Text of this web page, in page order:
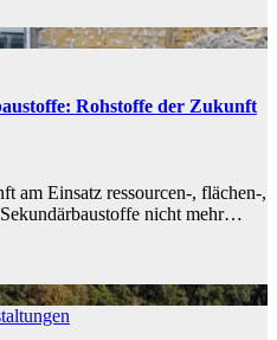
Rohstoffe der Zukunft
am Einsatz ressourcen-, flächen-,
nicht mehr…